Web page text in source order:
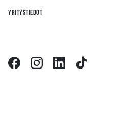
YRITYSTIEDOT